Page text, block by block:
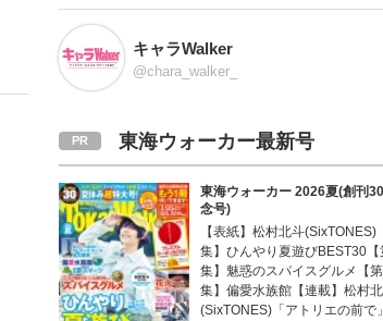
キャラWalker
@chara_walker_
東海ウォーカー最新号
東海ウォーカー 2026夏(創刊
念号)
【表紙】松村北斗(SixTONES)
集】ひんやり夏遊びBEST30【
集】魅惑のスパイスグルメ【
集】偏愛水族館【連載】松村
(SixTONES)「アトリエの前で